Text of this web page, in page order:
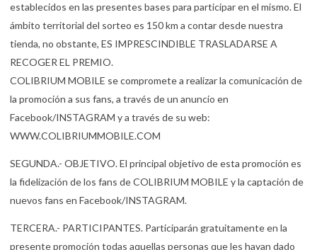
establecidos en las presentes bases para participar en el mismo. El
ámbito territorial del sorteo es 150 km a contar desde nuestra
tienda, no obstante, ES IMPRESCINDIBLE TRASLADARSE A
RECOGER EL PREMIO.
COLIBRIUM MOBILE se compromete a realizar la comunicación de
la promoción a sus fans, a través de un anuncio en
Facebook/INSTAGRAM y a través de su web:
WWW.COLIBRIUMMOBILE.COM
SEGUNDA.- OBJETIVO. El principal objetivo de esta promoción es
la fidelización de los fans de COLIBRIUM MOBILE y la captación de
nuevos fans en Facebook/INSTAGRAM.
TERCERA.- PARTICIPANTES. Participarán gratuitamente en la
presente promoción todas aquellas personas que les hayan dado